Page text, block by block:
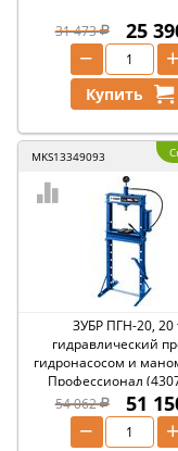
31 473 25
+
−
Купить
MKS13349093
ЗУБР ПГН-20, 20
гидравлический
гидронасосом и
Профессионал
54 062
51
+
−